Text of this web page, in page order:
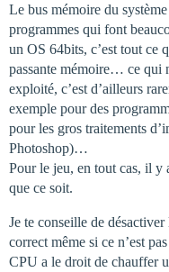
Le bus mémoire du
programmes qui font
un OS 64bits, c’est tout ce
passante mémoire… ce qui
exploité, c’est d’ailleurs
exemple pour des
pour les gros traitements
Photoshop)…
Pour le jeu, en tout cas, il y
que ce soit.
Je te conseille de
correct même si ce n’est
CPU a le droit de chauffer